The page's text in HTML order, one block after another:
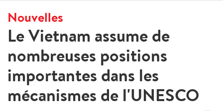
Nouvelles
Le Vietnam assume de
nombreuses positions
importantes dans les
mécanismes de l'UNESCO